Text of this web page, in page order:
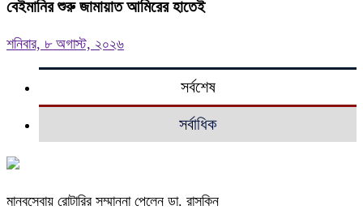
বেইমানির শুরু জামায়াত আমিরের হাতেই
শনিবার, ৮ অগাস্ট, ২০২৬
সর্বশেষ
সর্বাধিক
মানবসেবায় রোটারির সম্মাননা পেলেন ডা. রাসকিন